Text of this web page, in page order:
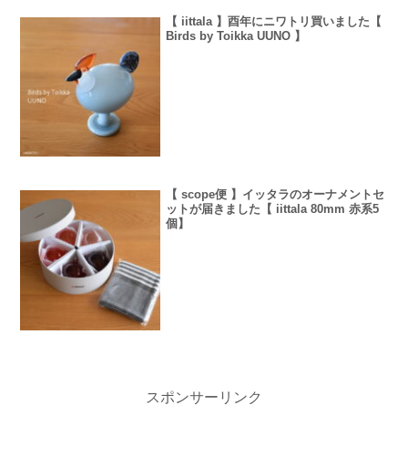
【 iittala 】酉年にニワトリ買いました【
Birds by Toikka UUNO 】
【 scope便 】イッタラのオーナメントセ
ットが届きました【 iittala 80mm 赤系5
個】
スポンサーリンク